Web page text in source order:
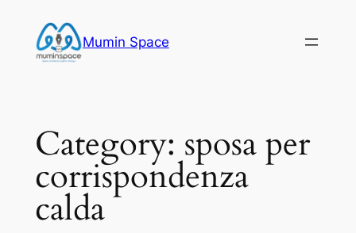
content
Mumin Space
Category: sposa per
corrispondenza
calda